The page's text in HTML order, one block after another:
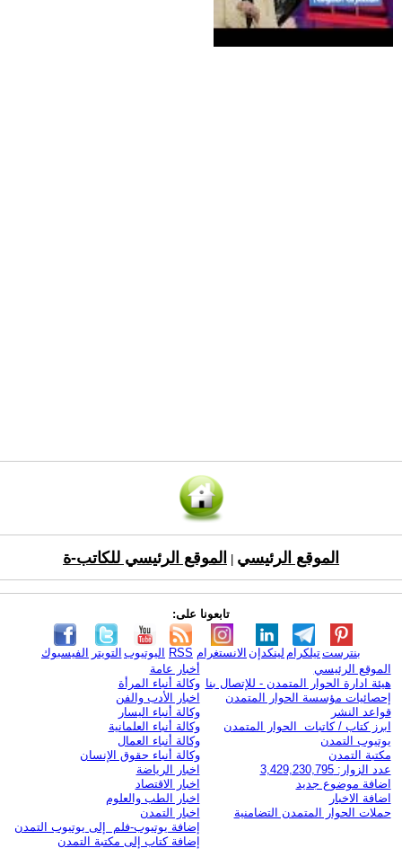
الموقع الرئيسي الموقع الرئيسي للكاتب-ة
تابعونا على:
الفيسبوك التويتر اليوتيوب RSS الانستغرام لينكدإن تيلكرامبنترست
الموقع الرئيسي
هيئة ادارة الحوار المتمدن - للإتصال بنا
إحصائيات مؤسسة الحوار المتمدن
قواعد النشر
ابرز كتاب / كاتبات الحوار المتمدن
يوتيوب التمدن
مكتبة التمدن
عدد الزوار: 3,429,230,795
اضافة موضوع جديد
اضافة الاخبار
حملات الحوار المتمدن التضامنية
أخبار عامة
وكالة أنباء المرأة
اخبار الأدب والفن
وكالة أنباء اليسار
وكالة أنباء العلمانية
وكالة أنباء العمال
وكالة أنباء حقوق الإنسان
اخبار الرياضة
اخبار الاقتصاد
اخبار الطب والعلوم
اخبار التمدن
إضافة يوتيوب-فلم إلى يوتيوب التمدن
إضافة كتاب إلى مكتبة التمدن